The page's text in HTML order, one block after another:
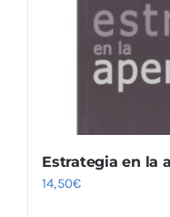
Estrategia en la
14,50€